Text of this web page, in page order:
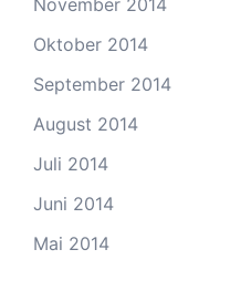
November 2014
Oktober 2014
September 2014
August 2014
Juli 2014
Juni 2014
Mai 2014